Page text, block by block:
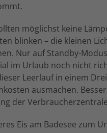
möglichst keine
blinken – die kleinen
Nur auf Standby-
im Urlaub noch nicht
Leerlauf in einem
ausmachen.
der
Eis am Badesee zum